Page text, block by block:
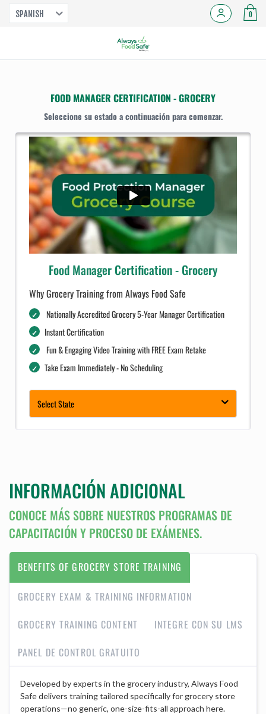
SPANISH 0
FOOD MANAGER CERTIFICATION - GROCERY
Seleccione su estado a continuación para comenzar.
Food Manager Certification - Grocery
Why Grocery Training from Always Food Safe
Nationally Accredited Grocery 5-Year Manager Certification
Instant Certification
Fun & Engaging Video Training with FREE Exam Retake
Take Exam Immediately - No Scheduling
Select State
INFORMACIÓN ADICIONAL
CONOCE MÁS SOBRE NUESTROS PROGRAMAS DE
CAPACITACIÓN Y PROCESO DE EXÁMENES.
BENEFITS OF GROCERY STORE TRAINING
GROCERY EXAM & TRAINING INFORMATION
GROCERY TRAINING CONTENT
INTEGRE CON SU LMS
PANEL DE CONTROL GRATUITO
Developed by experts in the grocery industry, Always Food
Safe delivers training tailored specifically for grocery store
operations—no generic, one-size-fits-all approach here.